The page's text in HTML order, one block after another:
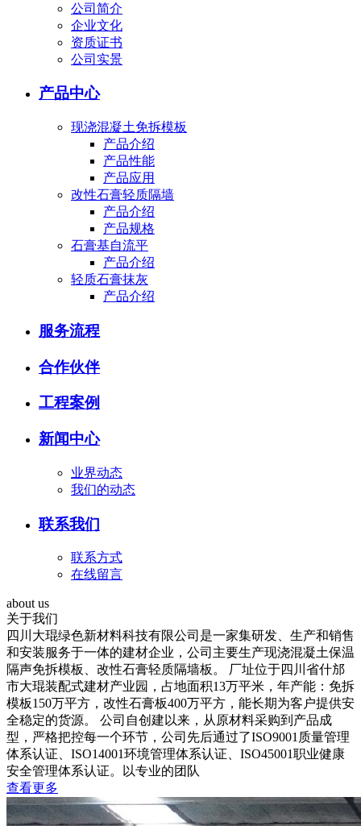
公司简介
企业文化
资质证书
公司实景
产品中心
现浇混凝土免拆模板
产品介绍
产品性能
产品应用
改性石膏轻质隔墙
产品介绍
产品规格
石膏基自流平
产品介绍
轻质石膏抹灰
产品介绍
服务流程
合作伙伴
工程案例
新闻中心
业界动态
我们的动态
联系我们
联系方式
在线留言
about us
关于我们
四川大琨绿色新材料科技有限公司是一家集研发、生产和销售
和安装服务于一体的建材企业，公司主要生产现浇混凝土保温
隔声免拆模板、改性石膏轻质隔墙板。 厂址位于四川省什邡
市大琨装配式建材产业园，占地面积13万平米，年产能：免拆
模板150万平方，改性石膏板400万平方，能长期为客户提供安
全稳定的货源。 公司自创建以来，从原材料采购到产品成
型，严格把控每一个环节，公司先后通过了ISO9001质量管理
体系认证、ISO14001环境管理体系认证、ISO45001职业健康
安全管理体系认证。以专业的团队
查看更多